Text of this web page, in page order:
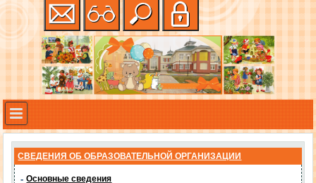
СВЕДЕНИЯ ОБ ОБРАЗОВАТЕЛЬНОЙ ОРГАНИЗАЦИИ
- Основные сведения